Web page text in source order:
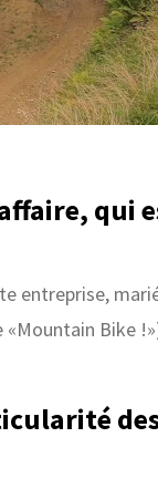
qui
entreprise,
Bike